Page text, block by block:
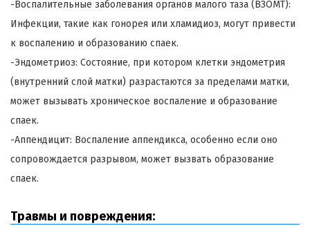
-Воспалительные заболевания органов малого таза (ВЗОМТ):
Инфекции, такие как гонорея или хламидиоз, могут привести
к воспалению и образованию спаек.
-Эндометриоз: Состояние, при котором клетки эндометрия
(внутренний слой матки) разрастаются за пределами матки,
может вызывать хроническое воспаление и образование
спаек.
-Аппендицит: Воспаление аппендикса, особенно если оно
сопровождается разрывом, может вызвать образование
спаек.
Травмы и повреждения: